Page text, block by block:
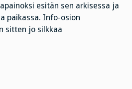
esitän sen arkisessa ja
paikassa. Info-osion
sitten jo silkkaa